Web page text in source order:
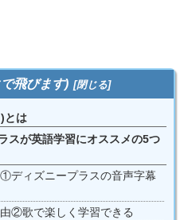
飛びます)
とは
スが英語学習にオススメの5つ
ディズニープラスの音声字幕
②歌で楽しく学習できる